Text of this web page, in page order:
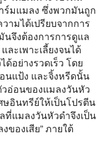
ร์มแมลง ซึ่งพวกมันถูก
ามได้เปรียบจากการ
นจึงต้องการการดูแล
ะเพาะเลี้ยงจนได้
อย่างรวดเร็ว โดย
นแป้ง และจิ้งหรีดนั้น
วอ่อนของแมลงวันหัว
ษอินทรีย์ให้เป็นโปรตีน
ที่แมลงวันหัวดำจึงเป็น
ของเสีย” ภายใต้